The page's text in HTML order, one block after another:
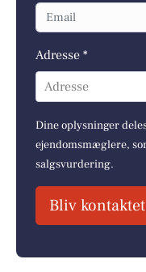
Adresse *
Adresse
Dine oplysninger
ejendomsmæglere,
salgsvurdering.
Bliv kontaktet